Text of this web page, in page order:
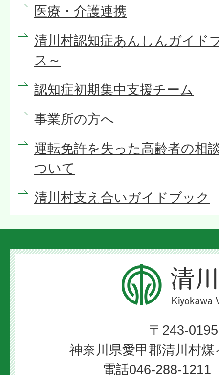
医療・介護連携
清川村認知症あんしんガイド
ス～
認知症初期集中支援チーム
事業所の方へ
運転免許を失った高齢者の相
ついて
清川村支え合いガイドブック
清
川
Kiyokawa
Village
〒243-0195
神奈川県愛甲郡清川村
電話046-288-1211